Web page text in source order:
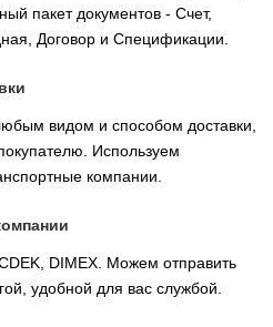
пакет документов - Счет,
Договор и Спецификации.
видом и способом доставки,
Используем
компании.
DIMEX. Можем отправить
удобной для вас службой.